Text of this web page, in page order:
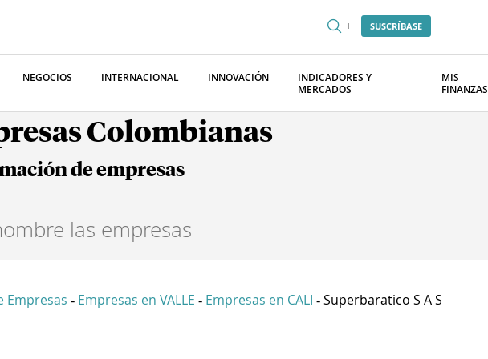
SUSCRÍBASE
NEGOCIOS INTERNACIONAL INNOVACIÓN
INDICADORES Y
MERCADOS
MIS
FINANZAS
Colombianas
de empresas
Empresas - Empresas en VALLE - Empresas en CALI - Superbaratico S A S